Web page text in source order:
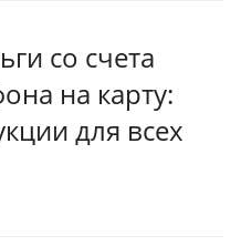
со счета
на карту:
для всех